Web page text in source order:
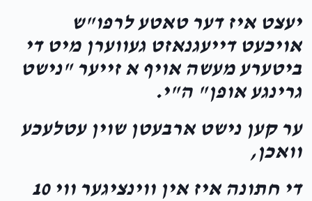
Chany Tyrnauer
11 months ago $36.00
Mordechai Yoel UngarBurch Greenwold
$101.00
כתיבה וחתימה טובה
יעצט איז דער טאטע לרפו"ש
אויכעט דייעגנאזט געווערן מיט די
ביטערע מעשה אויף א זייער "נישט
גרינגע אופן" ה"י.
ער קען נישט ארבעטן שוין עטלעכע
וואכן,
די חתונה איז אין ווינציגער ווי 10